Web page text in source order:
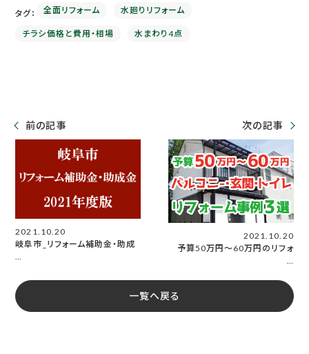
タグ： 全面リフォーム 水廻りリフォーム
チラシ価格と費用・相場 水まわり4点
前の記事
2021.10.20
岐阜市_リフォーム補助金・助成
一覧へ戻る
次の記事
2021.10.20
予算50万円〜60万円のリフォ